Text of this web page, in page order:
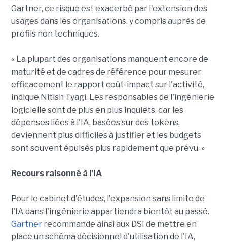
Gartner, ce risque est exacerbé par l'extension des
usages dans les organisations, y compris auprès de
profils non techniques.
« La plupart des organisations manquent encore de
maturité et de cadres de référence pour mesurer
efficacement le rapport coût-impact sur l'activité,
indique Nitish Tyagi. Les responsables de l'ingénierie
logicielle sont de plus en plus inquiets, car les
dépenses liées à l'IA, basées sur des tokens,
deviennent plus difficiles à justifier et les budgets
sont souvent épuisés plus rapidement que prévu. »
Recours raisonné à l'IA
Pour le cabinet d'études, l'expansion sans limite de
l'IA dans l'ingénierie appartiendra bientôt au passé.
Gartnerrecommande ainsi aux DSI de mettre en
place un schéma décisionnel d'utilisation de l'IA,